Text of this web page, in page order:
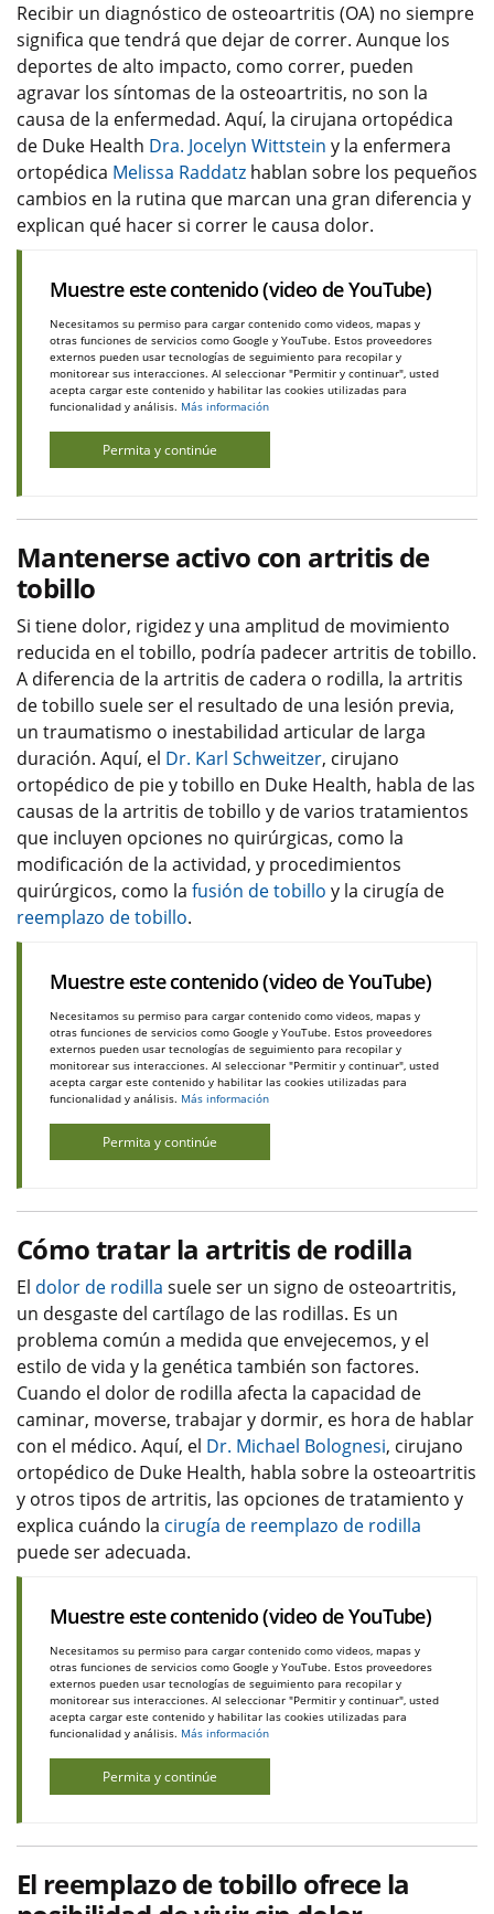
Recibir un diagnóstico de osteoartritis (OA) no siempre
significa que tendrá que dejar de correr. Aunque los
deportes de alto impacto, como correr, pueden
agravar los síntomas de la osteoartritis, no son la
causa de la enfermedad. Aquí, la cirujana ortopédica
de Duke Health Dra. Jocelyn Wittstein y la enfermera
ortopédica Melissa Raddatz hablan sobre los pequeños
cambios en la rutina que marcan una gran diferencia y
explican qué hacer si correr le causa dolor.
Muestre este contenido (video de YouTube)
Necesitamos su permiso para cargar contenido como videos, mapas y
otras funciones de servicios como Google y YouTube. Estos proveedores
externos pueden usar tecnologías de seguimiento para recopilar y
monitorear sus interacciones. Al seleccionar "Permitir y continuar", usted
acepta cargar este contenido y habilitar las cookies utilizadas para
funcionalidad y análisis. Más información
Permita y continúe
Mantenerse activo con artritis de
tobillo
Si tiene dolor, rigidez y una amplitud de movimiento
reducida en el tobillo, podría padecer artritis de tobillo.
A diferencia de la artritis de cadera o rodilla, la artritis
de tobillo suele ser el resultado de una lesión previa,
un traumatismo o inestabilidad articular de larga
duración. Aquí, el Dr. Karl Schweitzer, cirujano
ortopédico de pie y tobillo en Duke Health, habla de las
causas de la artritis de tobillo y de varios tratamientos
que incluyen opciones no quirúrgicas, como la
modificación de la actividad, y procedimientos
quirúrgicos, como la fusión de tobillo y la cirugía de
reemplazo de tobillo.
Muestre este contenido (video de YouTube)
Necesitamos su permiso para cargar contenido como videos, mapas y
otras funciones de servicios como Google y YouTube. Estos proveedores
externos pueden usar tecnologías de seguimiento para recopilar y
monitorear sus interacciones. Al seleccionar "Permitir y continuar", usted
acepta cargar este contenido y habilitar las cookies utilizadas para
funcionalidad y análisis. Más información
Permita y continúe
Cómo tratar la artritis de rodilla
El dolor de rodilla suele ser un signo de osteoartritis,
un desgaste del cartílago de las rodillas. Es un
problema común a medida que envejecemos, y el
estilo de vida y la genética también son factores.
Cuando el dolor de rodilla afecta la capacidad de
caminar, moverse, trabajar y dormir, es hora de hablar
con el médico. Aquí, el Dr. Michael Bolognesi, cirujano
ortopédico de Duke Health, habla sobre la osteoartritis
y otros tipos de artritis, las opciones de tratamiento y
explica cuándo la cirugía de reemplazo de rodilla
puede ser adecuada.
Muestre este contenido (video de YouTube)
Necesitamos su permiso para cargar contenido como videos, mapas y
otras funciones de servicios como Google y YouTube. Estos proveedores
externos pueden usar tecnologías de seguimiento para recopilar y
monitorear sus interacciones. Al seleccionar "Permitir y continuar", usted
acepta cargar este contenido y habilitar las cookies utilizadas para
funcionalidad y análisis. Más información
Permita y continúe
El reemplazo de tobillo ofrece la